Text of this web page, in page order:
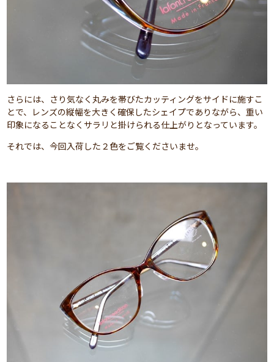
さらには、さり気なく丸みを帯びたカッティングをサイドに施すこ
とで、レンズの縦幅を大きく確保したシェイプでありながら、重い
印象になることなくサラリと掛けられる仕上がりとなっています。
それでは、今回入荷した２色をご覧くださいませ。